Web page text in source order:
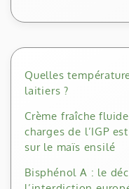
Quelles
laitiers ?
Crème fraîche
charges de l’IGP
sur le maïs ensilé
Bisphénol A : le